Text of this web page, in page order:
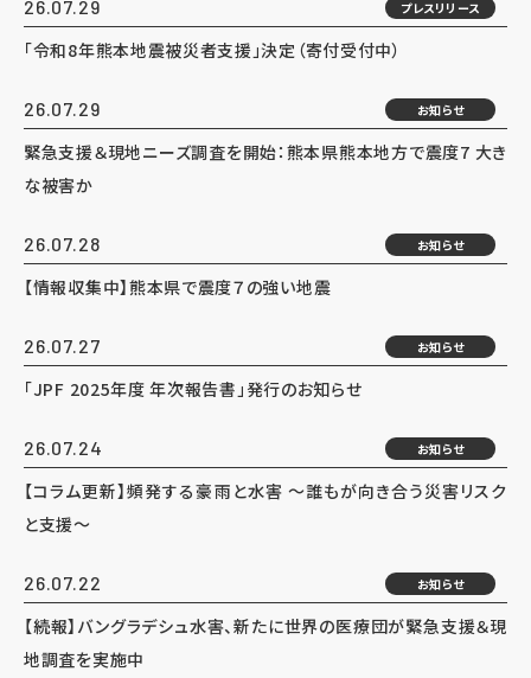
26.07.29 プレスリリース
「令和8年熊本地震被災者支援」決定（寄付受付中）
26.07.29 お知らせ
緊急支援＆現地ニーズ調査を開始：熊本県熊本地方で震度7 大き
な被害か
26.07.28 お知らせ
【情報収集中】熊本県で震度７の強い地震
26.07.27 お知らせ
「JPF 2025年度 年次報告書」発行のお知らせ
26.07.24 お知らせ
【コラム更新】頻発する豪雨と水害 ～誰もが向き合う災害リスク
と支援～
26.07.22 お知らせ
【続報】バングラデシュ水害、新たに世界の医療団が緊急支援＆現
地調査を実施中